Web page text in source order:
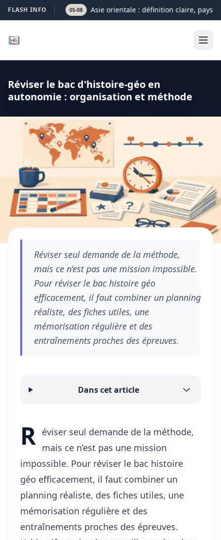
FLASH INFO 05-08 Asie orientale : définition claire, pays
Réviser le bac d'histoire-géo en
autonomie : organisation et méthode
Réviser seul demande de la méthode,
mais ce n’est pas une mission impossible.
Pour réviser le bac histoire géo
efficacement, il faut combiner un planning
réaliste, des fiches utiles, une
mémorisation régulière et des
entraînements proches des épreuves.
Dans cet article
R éviser seul demande de la méthode,
mais ce n’est pas une mission
impossible. Pour réviser le bac histoire
géo efficacement, il faut combiner un
planning réaliste, des fiches utiles, une
mémorisation régulière et des
entraînements proches des épreuves.